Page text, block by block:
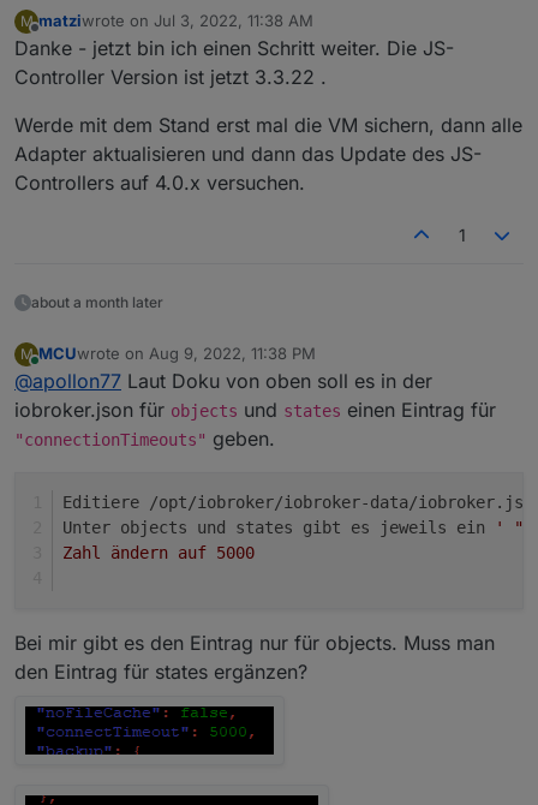
npm ERR! Emitted 'error' event on ScanStream
npm ERR!     at /opt/iobroker/node_modules/
npm ERR!     at tryCatcher (/opt/iobroker/
npm ERR!     at /opt/iobroker/node_modules/
npm ERR!   command: {
npm ERR!     name: 'scan',
npm ERR!     args: [ '0', 'MATCH',
npm ERR!     /home/iobroker/.npm/_logs/2022-07-
M
Offline
matziwrote on Jul 3, 2022, 11:38 AM
last edited by
Danke - jetzt bin ich einen Schritt weiter. Die JS-
Controller Version ist jetzt 3.3.22 .
Werde mit dem Stand erst mal die VM sichern, dann alle
Adapter aktualisieren und dann das Update des JS-
Controllers auf 4.0.x versuchen.
1
about a month later
M
Online
MCUwrote on Aug 9, 2022, 11:38 PM
last edited by
@apollon77 Laut Doku von oben soll es in der
iobroker.json für objects und states einen Eintrag für
"connectionTimeouts" geben.
Editiere /opt/iobroker/iobroker-data/
Unter objects und states gibt es jeweils ein
'
Zahl ändern auf 5000
Bei mir gibt es den Eintrag nur für objects. Muss man
den Eintrag für states ergänzen?